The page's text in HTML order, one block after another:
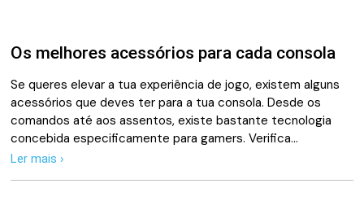
Os melhores acessórios para cada consola
Se queres elevar a tua experiência de jogo, existem alguns
acessórios que deves ter para a tua consola. Desde os
comandos até aos assentos, existe bastante tecnologia
concebida especificamente para gamers. Verifica…
Ler mais ›